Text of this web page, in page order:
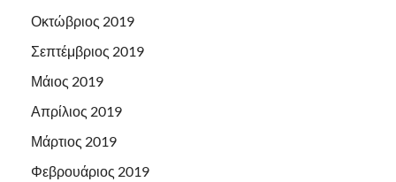
Οκτώβριος 2019
Σεπτέμβριος 2019
Μάιος 2019
Απρίλιος 2019
Μάρτιος 2019
Φεβρουάριος 2019